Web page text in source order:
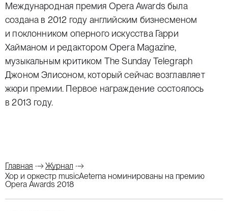
Международная премия Opera Awards была
создана в 2012 году английским бизнесменом
и поклонником оперного искусства Гарри
Хайманом и редактором Opera Magazine,
музыкальным критиком The Sunday Telegraph
Джоном Элисоном, который сейчас возглавляет
жюри премии. Первое награждение состоялось
в 2013 году.
Главная
Журнал
Хор и оркестр musicAeterna номинированы на премию
Opera Awards 2018